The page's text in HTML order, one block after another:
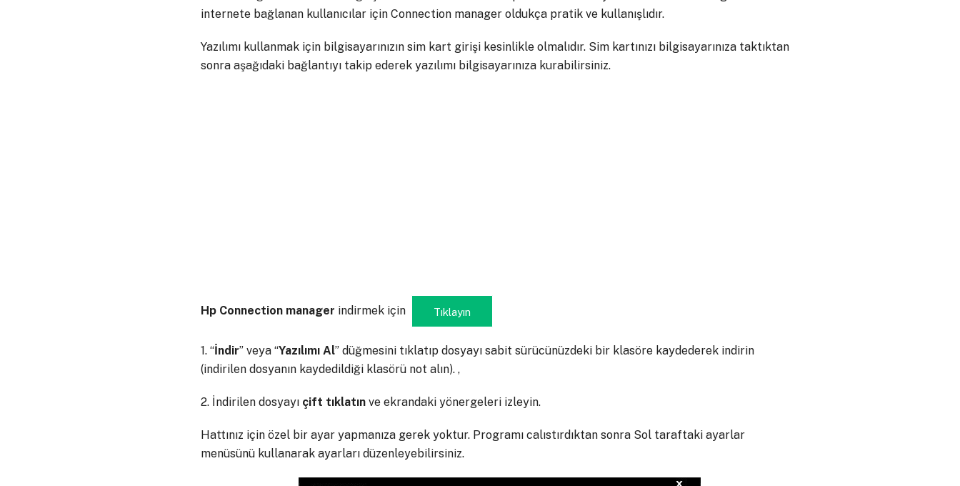
internete bağlanan kullanıcılar için Connection manager oldukça pratik ve kullanışlıdır.
Yazılımı kullanmak için bilgisayarınızın sim kart girişi kesinlikle olmalıdır. Sim kartınızı bilgisayarınıza taktıktan
sonra aşağıdaki bağlantıyı takip ederek yazılımı bilgisayarınıza kurabilirsiniz.
Hp Connection manager indirmek için Tıklayın
1. “İndir” veya “Yazılımı Al” düğmesini tıklatıp dosyayı sabit sürücünüzdeki bir klasöre kaydederek indirin
(indirilen dosyanın kaydedildiği klasörü not alın). ,
2. İndirilen dosyayı çift tıklatınve ekrandaki yönergeleri izleyin.
Hattınız için özel bir ayar yapmanıza gerek yoktur. Programı calıstırdıktan sonra Sol taraftaki ayarlar
menüsünü kullanarak ayarları düzenleyebilirsiniz.